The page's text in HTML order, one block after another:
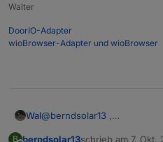
Walter
DoorIO-Adapter
wioBrowser-Adapter und wioBrowser
Wal@berndsolar13
B berndsolar13schrieb am 7. Okt.